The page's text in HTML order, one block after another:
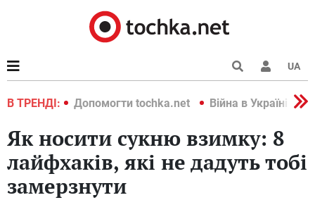
UA
В ТРЕНДІ:
2022 Допомогти tochka.net Війна в Україні 2022
Як носити сукню взимку: 8
лайфхаків, які не дадуть тобі
замерзнути